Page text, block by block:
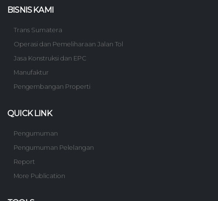
BISNIS KAMI
Trans Sumatera
Operasi dan Pemeliharaan Jalan Tol
Jasa Konstruksi dan EPC
Manufaktur
Pengembangan Properti
QUICK LINK
Pengumuman
Pengumuman Pelelangan
Report
More Publication